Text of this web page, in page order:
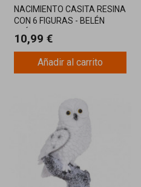
NACIMIENTO CASITA RESINA
CON 6 FIGURAS - BELÉN
10,99 €
Añadir al carrito